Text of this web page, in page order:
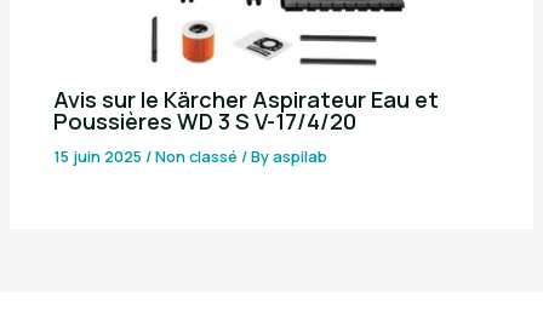
Avis sur le Kärcher Aspirateur Eau et
Poussières WD 3 S V-17/4/20
15 juin 2025/Non classé / Byaspilab